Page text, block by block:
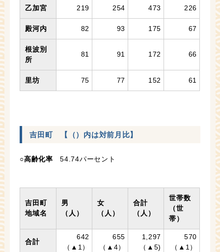
乙加宮 219 254 473 226
殿河内 82 93 175 67
根波別
所
81 91 172 66
里坊 75 77 152 61
吉田町 【（）内は対前月比】
○高齢化率 54.74パーセント
吉田町
地域名
男
（人）
女
（人）
合計
（人）
世帯数
（世
帯）
合計
642
（▲1）
655
（▲4）
1,297
（▲5)
570
（▲1）